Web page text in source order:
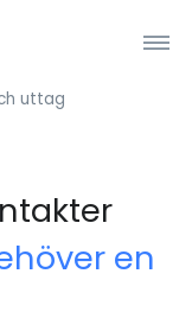
uttag
en